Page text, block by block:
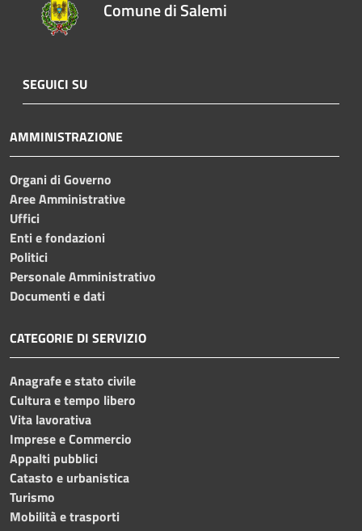
Comune di Salemi
SEGUICI SU
AMMINISTRAZIONE
Organi di Governo
Aree Amministrative
Uffici
Enti e fondazioni
Politici
Personale Amministrativo
Documenti e dati
CATEGORIE DI SERVIZIO
Anagrafe e stato civile
Cultura e tempo libero
Vita lavorativa
Imprese e Commercio
Appalti pubblici
Catasto e urbanistica
Turismo
Mobilità e trasporti